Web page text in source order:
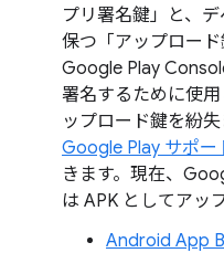
プリ署名鍵」と、
保つ「アップロード
Google Play
署名するために使
ップロード鍵を紛
Google Play サポー
きます。現在、
は APK としてアッ
Android App